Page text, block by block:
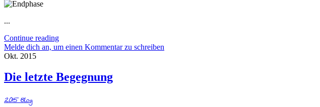
...
Continue reading
Melde dich an, um einen Kommentar zu schreiben
Okt. 2015
Die letzte Begegnung
2015Blog